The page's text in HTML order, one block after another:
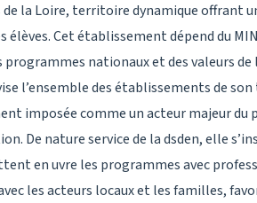
de la Loire, territoire dynamique offrant
Cet établissement dépend du
nationaux et des valeurs
l’ensemble des établissements de
imposée comme un acteur majeur du
De nature service de la dsden, elle
en uvre les programmes avec
les acteurs locaux et les familles,